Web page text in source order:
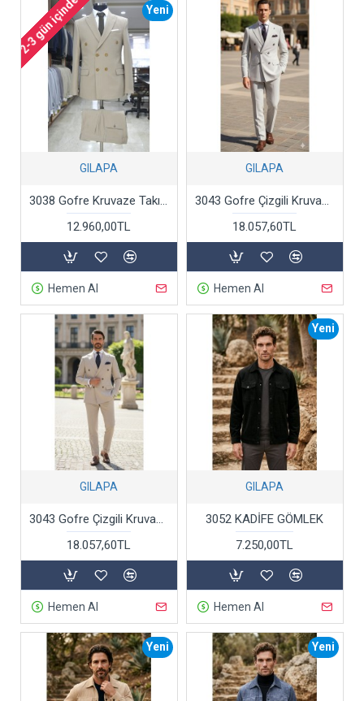
Yeni
2-3 gün içinde
GILAPA
3038 Gofre Kruvaze Takım Elbise Vizon
12.960,00TL
Hemen Al
GILAPA
3043 Gofre Çizgili Kruvaze Takım Elbise Açık Gri
18.057,60TL
Hemen Al
GILAPA
3043 Gofre Çizgili Kruvaze Takım Elbise Bej
18.057,60TL
Hemen Al
Yeni
GILAPA
3052 KADİFE GÖMLEK
7.250,00TL
Hemen Al
Yeni Yeni